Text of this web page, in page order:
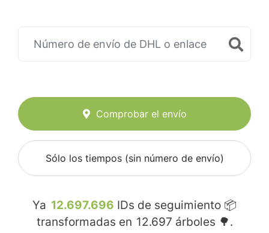
Comprobar el envío
Sólo los tiempos (sin número de envío)
Ya 12.697.696 IDs de seguimiento 📦
transformadas en 12.697 árboles 🌳.